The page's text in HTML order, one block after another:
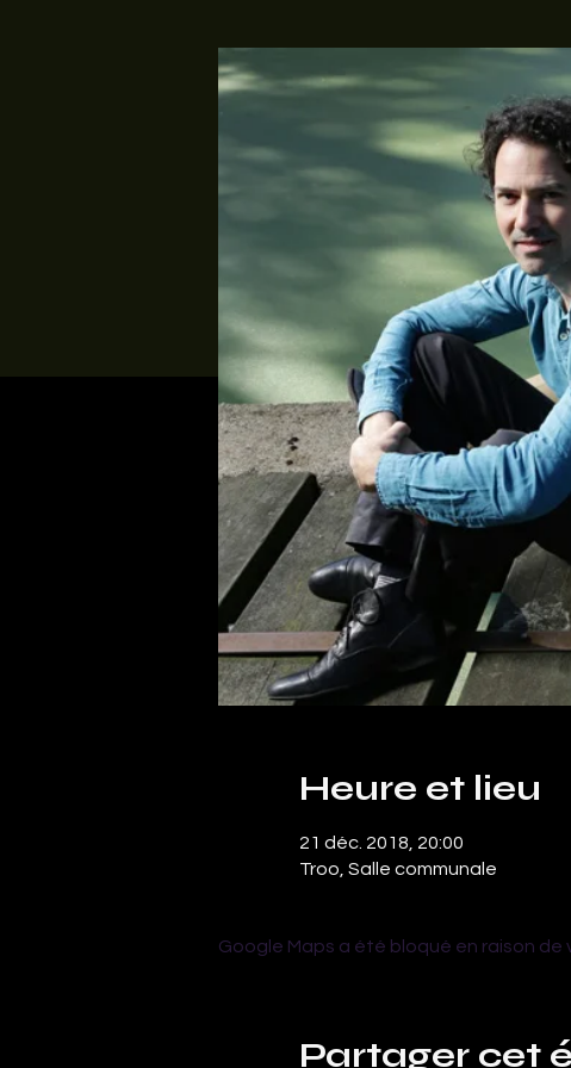
Heure et lieu
21 déc. 2018, 20:00
Troo, Salle communale
Google Maps a été bloqué en raison
Partager cet